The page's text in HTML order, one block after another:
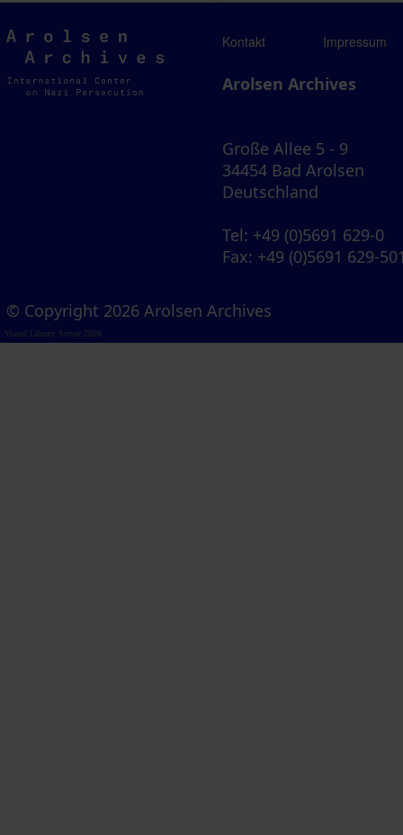
Arolsen
Archives
Kontakt Impressum
Arolsen Archives
Große Allee 5 - 9
34454 Bad Arolsen
Deutschland
Tel: +49 (0)5691 629-0
Fax: +49 (0)5691 629-
© Copyright 2026 Arolsen Archives
Visual Library Server 2026